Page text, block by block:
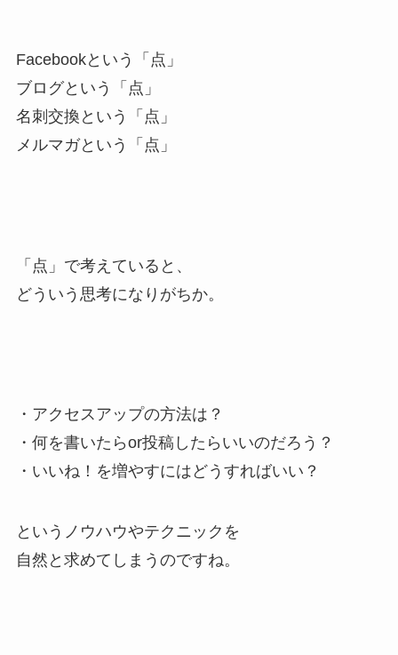
Facebookという「点」
ブログという「点」
名刺交換という「点」
メルマガという「点」
「点」で考えていると、
どういう思考になりがちか。
・アクセスアップの方法は？
・何を書いたらor投稿したらいいのだろう？
・いいね！を増やすにはどうすればいい？
というノウハウやテクニックを
自然と求めてしまうのですね。